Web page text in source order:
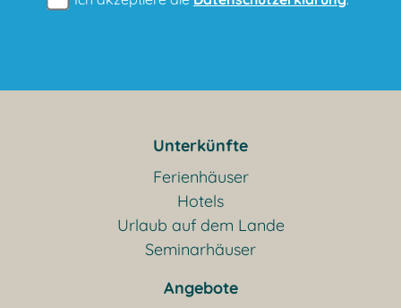
Unterkünfte
Ferienhäuser
Hotels
Urlaub auf dem Lande
Seminarhäuser
Angebote